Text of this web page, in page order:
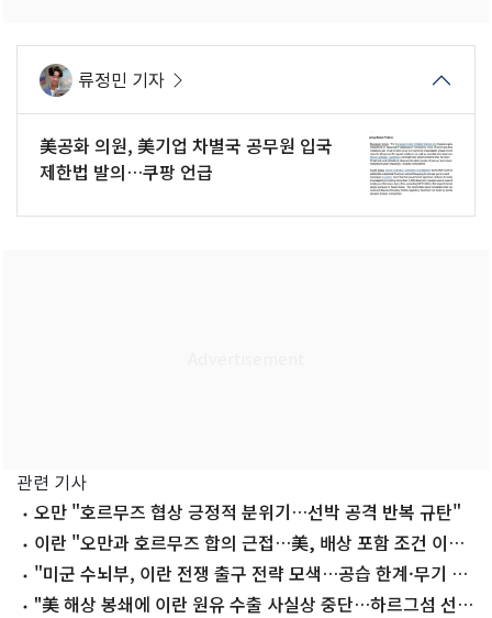
류정민 기자
美공화 의원, 美기업 차별국 공무원 입국
제한법 발의…쿠팡 언급
관련 기사
오만 "호르무즈 협상 긍정적 분위기…선박 공격 반복 규탄"
이란 "오만과 호르무즈 합의 근접…美, 배상 포함 조건 이행
해야"
"미군 수뇌부, 이란 전쟁 출구 전략 모색…공습 한계·무기 비
축량 감소"
"美 해상 봉쇄에 이란 원유 수출 사실상 중단…하르그섬 선적